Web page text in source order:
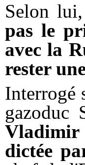
Selon
pas le
avec la
rester
Interrogé
gazoduc
dictée